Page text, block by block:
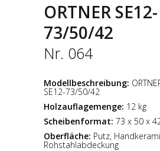
ORTNER SE12-
73/50/42
Nr. 064
Modellbeschreibung:
SE12-73/50/42
Holzauflagemenge: 12 kg
Scheibenformat: 73 x 50 x
Oberfläche: Putz,
Rohstahlabdeckung